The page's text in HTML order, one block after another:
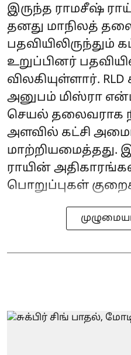
இருந்த ராமசீஷ் ராய்
தனது மாநிலத்
பதவியிலிருந்தும்
உறுப்பினர்
விலகியுள்ளார்.
அனுபம் மிஸ்ரா
செயல் தலைவராக
அளவில் கட்சி
மாற்றியமைத்தது.
ராயின்
பொறுப்புகள்